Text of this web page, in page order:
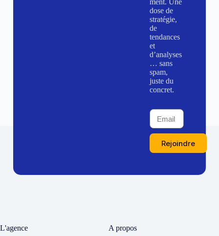
ment. Une
dose de
stratégie,
de
tendances
et
d’analyses
… sans
spam,
juste du
concret.
Rejoindre
L'agence A propos